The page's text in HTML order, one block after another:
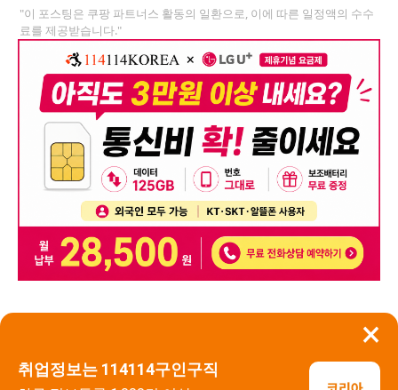
×
취업정보는 114114구인구직
"이 포스팅은 쿠팡 파트너스 활동의 일환으로, 이에 따른 일정액의 수수
료를 제공받습니다."